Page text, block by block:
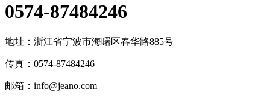
0574-87484246
地址： 浙江省宁波市海曙区春华路885号
传真：0574-87484246
邮箱： info@jeano.com